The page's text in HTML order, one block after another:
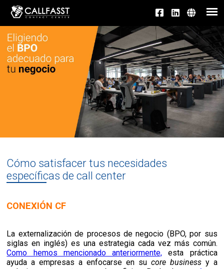
Cómo satisfacer tus necesidades
específicas de call center
CONEXIÓN CF
La externalización de procesos de negocio (BPO, por sus
siglas en inglés) es una estrategia cada vez más común.
Como hemos mencionado anteriormente, esta práctica
ayuda a empresas a enfocarse en su core business y a